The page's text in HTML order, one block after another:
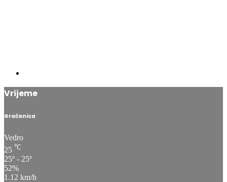
Vrijeme
Gračanica
Vedro
25 ℃
25º - 25º
52%
1.12 km/h